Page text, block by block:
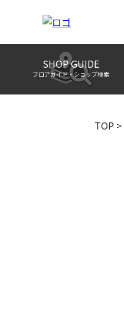
SHOP GUIDE
フロアガイド・ショップ検索
TOP >